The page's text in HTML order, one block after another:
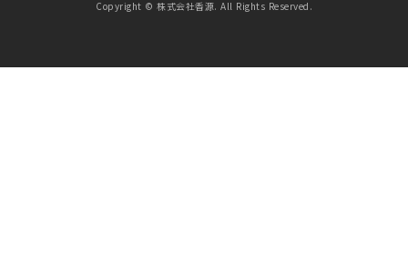
Copyright © 株式会社香源. All Rights Reserved.